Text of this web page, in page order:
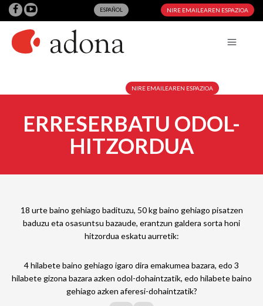
ESPAÑOL NIRE EMAILEAREN ESPAZIOA
NIRE EMAILEAREN ESPAZIOA
ERRESERBATU ODOL-
HITZORDUA
18 urte baino gehiago badituzu, 50 kg baino gehiago pisatzen
baduzu eta osasuntsu bazaude, erantzun galdera sorta honi
hitzordua eskatu aurretik:
4 hilabete baino gehiago igaro dira emakumea bazara, edo 3
hilabete gizona bazara azken odol-dohaintzatik, edo hilabete baino
gehiago azken aferesi-dohaintzatik?